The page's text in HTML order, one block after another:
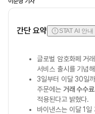
간단 요약 STAT AI 안내
글로벌 암호화페 거
서비스 출시를 기념
3일부터 이달 30일
주문에는 거래 수수료
적용된다고 밝혔다.
바이낸스는 이달 1